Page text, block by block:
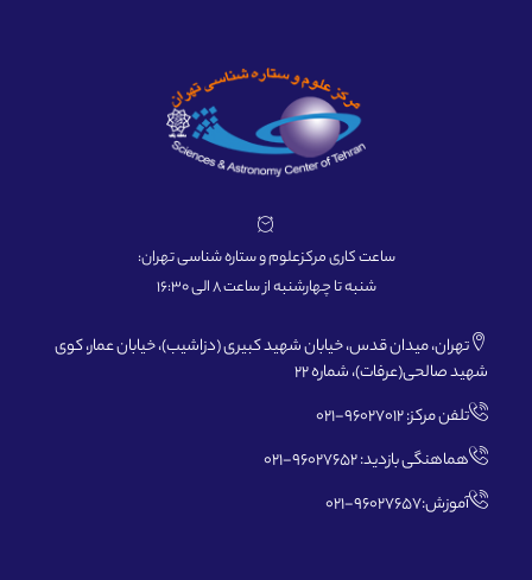
ساعت کاری مرکزعلوم و ستاره شناسی تهران:
شنبه تا چهارشنبه از ساعت 8 الی 16:30
تهران، میدان قدس، خیابان شهید کبیری (دزاشیب)، خیابان عمار، کوی
شهید صالحی(عرفات)، شماره 22
تلفن مرکز: 96027012-021
هماهنگی بازدید: 96027652-021
آموزش:96027657-021